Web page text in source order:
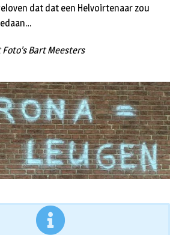
dat dat een Helvoirtenaar zou
Bart Meesters